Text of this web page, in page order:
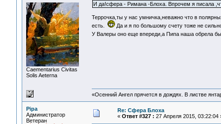
Сaementarius Civitas
Solis Aeterna
И да!сфера - Римана -Блоха. Впрочем я писала
Террочка,ты у нас умничка,неважно что в
есть.
Да и я по большому счету тоже не
У Валеры оно еще впереди,а Пипа наша обрела
«Осенний Ангел прячется в дождях. В листве
Pipa
Администратор
Ветеран
Re: Сфера Блоха
« Ответ #327 : 27 Апреля 2015, 03:22:04